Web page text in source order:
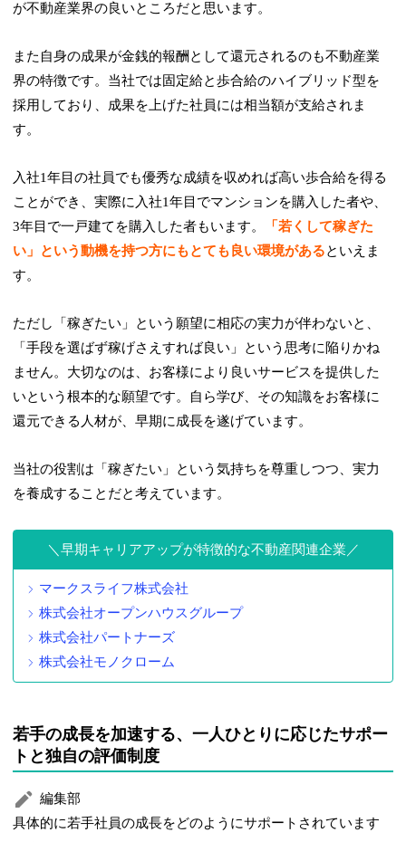
が不動産業界の良いところだと思います。
また自身の成果が金銭的報酬として還元されるのも不動産業
界の特徴です。当社では固定給と歩合給のハイブリッド型を
採用しており、成果を上げた社員には相当額が支給されま
す。
入社1年目の社員でも優秀な成績を収めれば高い歩合給を得る
ことができ、実際に入社1年目でマンションを購入した者や、
3年目で一戸建てを購入した者もいます。
「若くして稼ぎた
い」という動機を持つ方にもとても良い環境があるといえま
す。
ただし「稼ぎたい」という願望に相応の実力が伴わないと、
「手段を選ばず稼げさえすれば良い」という思考に陥りかね
ません。大切なのは、お客様により良いサービスを提供した
いという根本的な願望です。自ら学び、その知識をお客様に
還元できる人材が、早期に成長を遂げています。
当社の役割は「稼ぎたい」という気持ちを尊重しつつ、実力
を養成することだと考えています。
早期キャリアアップが特徴的な不動産関連企業
マークスライフ株式会社
株式会社オープンハウスグループ
株式会社パートナーズ
株式会社モノクローム
若手の成長を加速する、一人ひとりに応じたサポー
トと独自の評価制度
編集部
具体的に若手社員の成長をどのようにサポートされています